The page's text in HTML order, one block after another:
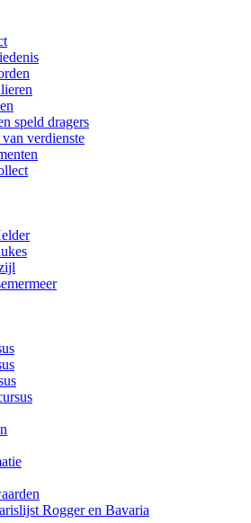
speld dragers
verdienste
Rogger en Bavaria